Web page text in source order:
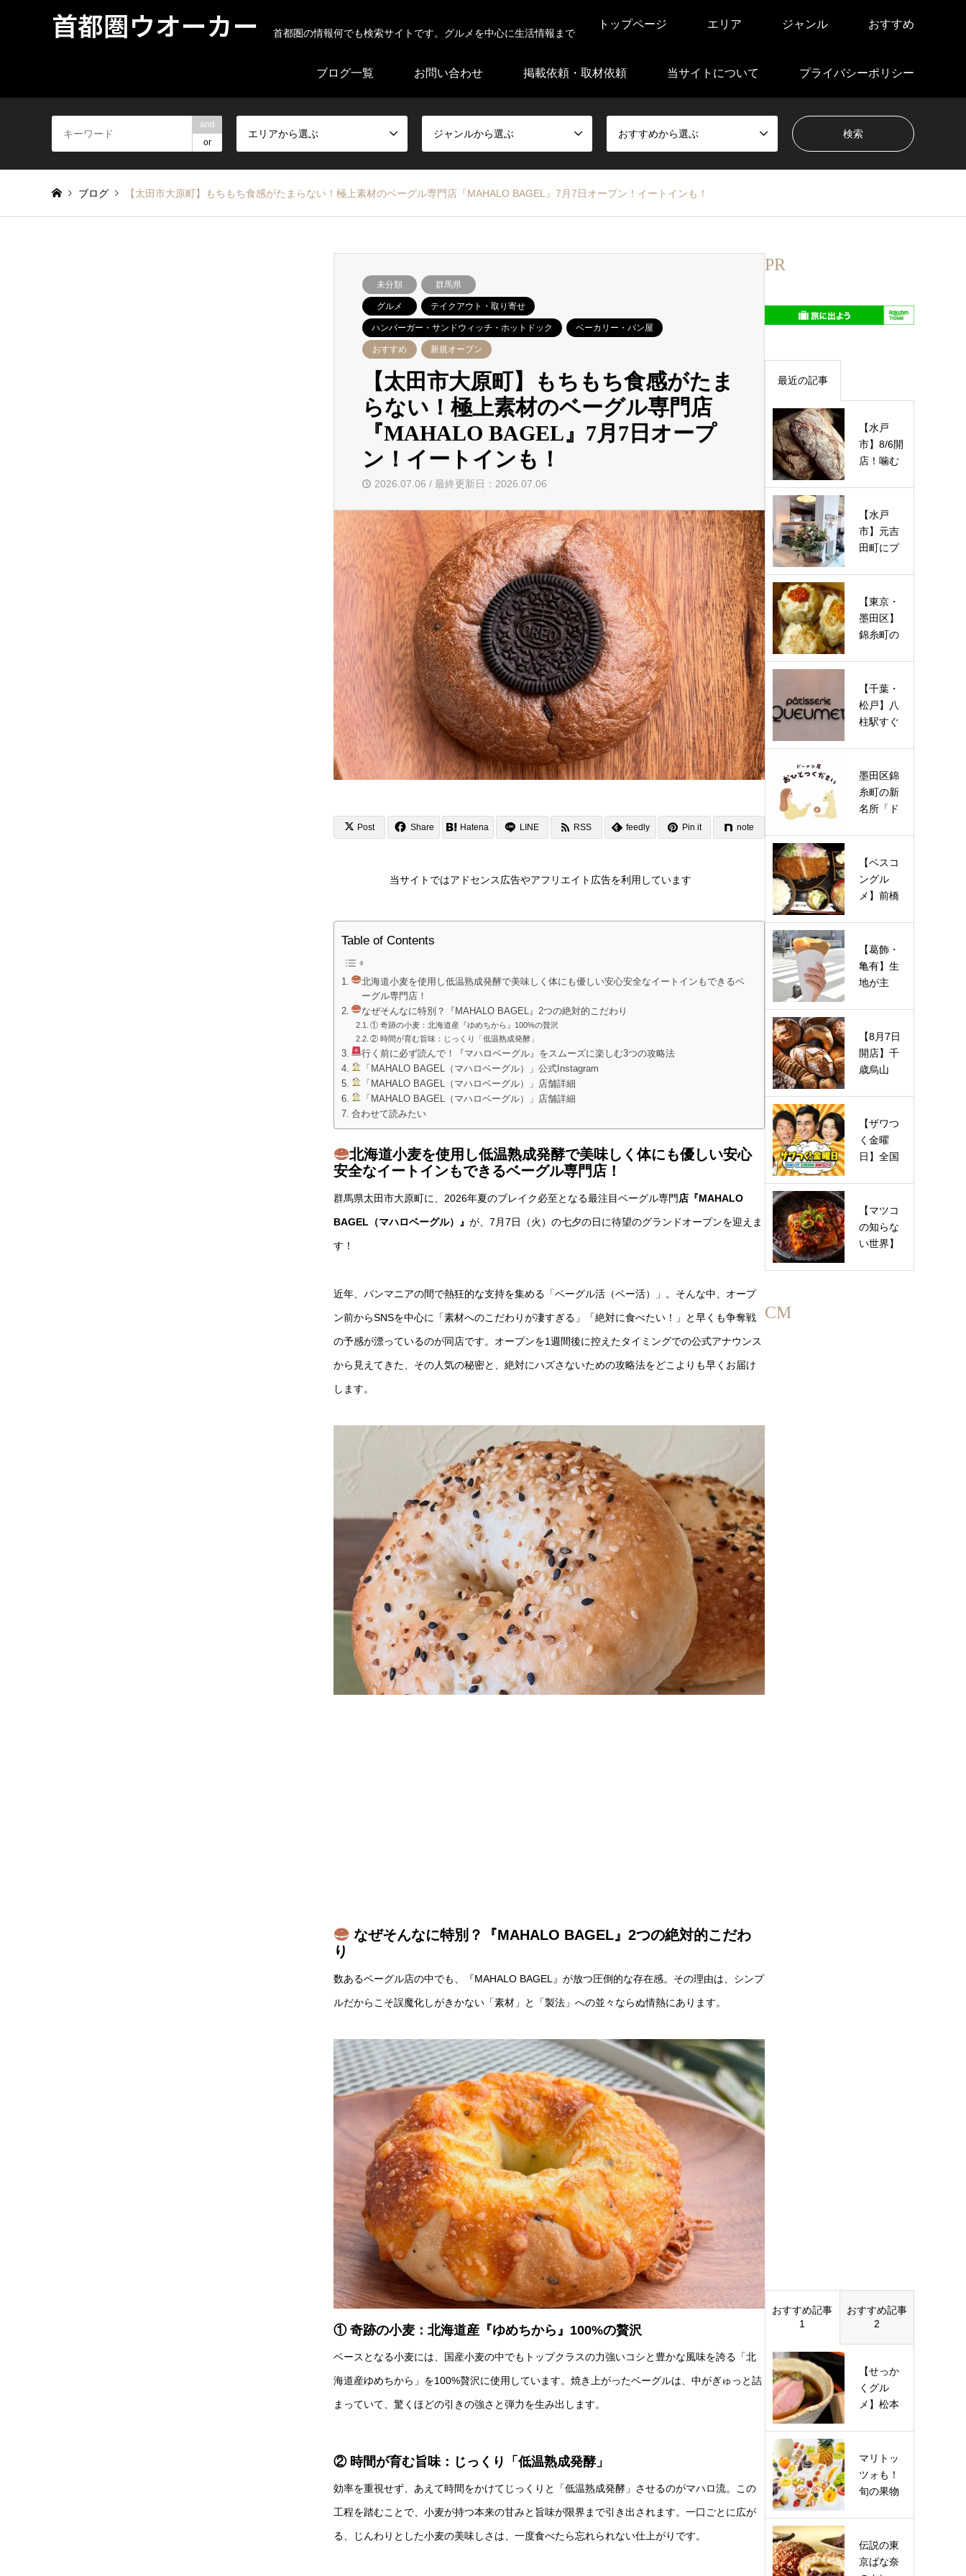
首都圏ウオーカー 首都圏の情報何でも検索サイトです。グルメを中心に生活情報まで
トップページ エリア ジャンル おすすめ
ブログ一覧 お問い合わせ 掲載依頼・取材依頼 当サイトについて プライバシーポリシー
and
or
エリアから選ぶ ジャンルから選ぶ おすすめから選ぶ
ブログ 【太田市大原町】もちもち食感がたまらない！極上素材のベーグル専門店『MAHALO BAGEL』7月7日オープン！イートインも！
未分類 群馬県
グルメ テイクアウト・取り寄せ
ハンバーガー・サンドウィッチ・ホットドック ベーカリー・パン屋
おすすめ 新規オープン
【太田市大原町】もちもち食感がたま
らない！極上素材のベーグル専門店
『MAHALO BAGEL』7月7日オープ
ン！イートインも！
2026.07.06 / 最終更新日：2026.07.06
Post Share Hatena LINE RSS feedly Pin it note
当サイトではアドセンス広告やアフリエイト広告を利用しています
Table of Contents
北海道小麦を使用し低温熟成発酵で美味しく体にも優しい安心安全なイートインもできるベ
ーグル専門店！
なぜそんなに特別？『MAHALO BAGEL』2つの絶対的こだわり
① 奇跡の小麦：北海道産『ゆめちから』100%の贅沢
② 時間が育む旨味：じっくり「低温熟成発酵」
行く前に必ず読んで！『マハロベーグル』をスムーズに楽しむ3つの攻略法
「MAHALO BAGEL（マハロベーグル）」公式Instagram
「MAHALO BAGEL（マハロベーグル）」店舗詳細
「MAHALO BAGEL（マハロベーグル）」店舗詳細
合わせて読みたい
北海道小麦を使用し低温熟成発酵で美味しく体にも優しい安心
安全なイートインもできるベーグル専門店！
群馬県太田市大原町に、2026年夏のブレイク必至となる最注目ベーグル専門店『MAHALO
BAGEL（マハロベーグル）』 が、7月7日（火）の七夕の日に待望のグランドオープンを迎えま
す！
近年、パンマニアの間で熱狂的な支持を集める「ベーグル活（ベー活）」。そんな中、オープ
ン前からSNSを中心に「素材へのこだわりが凄すぎる」「絶対に食べたい！」と早くも争奪戦
の予感が漂っているのが同店です。オープンを1週間後に控えたタイミングでの公式アナウンス
から見えてきた、その人気の秘密と、絶対にハズさないための攻略法をどこよりも早くお届け
します。
なぜそんなに特別？『MAHALO BAGEL』2つの絶対的こだわ
り
数あるベーグル店の中でも、『MAHALO BAGEL』が放つ圧倒的な存在感。その理由は、シンプ
ルだからこそ誤魔化しがきかない「素材」と「製法」への並々ならぬ情熱にあります。
① 奇跡の小麦：北海道産『ゆめちから』100%の贅沢
ベースとなる小麦には、国産小麦の中でもトップクラスの力強いコシと豊かな風味を誇る「北
海道産ゆめちから」を100%贅沢に使用しています。焼き上がったベーグルは、中がぎゅっと詰
まっていて、驚くほどの引きの強さと弾力を生み出します。
② 時間が育む旨味：じっくり「低温熟成発酵」
効率を重視せず、あえて時間をかけてじっくりと「低温熟成発酵」させるのがマハロ流。この
工程を踏むことで、小麦が持つ本来の甘みと旨味が限界まで引き出されます。一口ごとに広が
る、じんわりとした小麦の美味しさは、一度食べたら忘れられない仕上がりです。
PR
最近の記事
【水戸
市】8/6開
店！噛む
＆酵母ベ
ー…
【水戸
市】元吉
田町にプ
サロン
「ner…
【東京・
墨田区】
錦糸町の
オープ
ン…
【千葉・
松戸】八
柱駅すぐ
っぽ”の…
墨田区錦
糸町の新
名所「ド
くださ
い…
【ベスコ
ングル
メ】前橋
を巡る！
や…
【葛飾・
亀有】生
地が主
の「マエ
ダ…
【8月7日
開店】千
歳烏山
ィアブレ
ッ…
【ザワつ
く金曜
日】全国
ルメの店
は…
【マツコ
の知らな
い世界】
CM
おすすめ記事
1
おすすめ記事
2
【せっか
くグル
メ】松本
藤沢市で
知…
マリトッ
ツォも！
旬の果物
した人
気…
伝説の東
京ばな奈